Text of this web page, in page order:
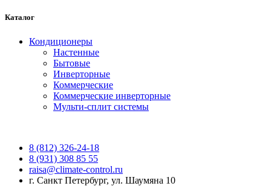
Каталог
Кондиционеры
Настенные
Бытовые
Инверторные
Коммерческие
Коммерческие инверторные
Мульти-сплит системы
8 (812) 326-24-18
8 (931) 308 85 55
raisa@climate-control.ru
г. Санкт Петербург, ул. Шаумяна 10